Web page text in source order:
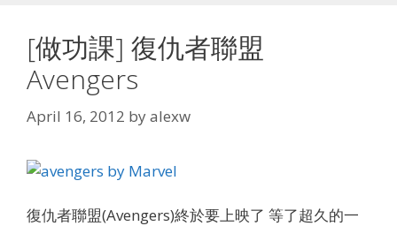
[做功課] 復仇者聯盟
Avengers
April 16, 2012 byalexw
復仇者聯盟(Avengers)終於要上映了 等了超久的一